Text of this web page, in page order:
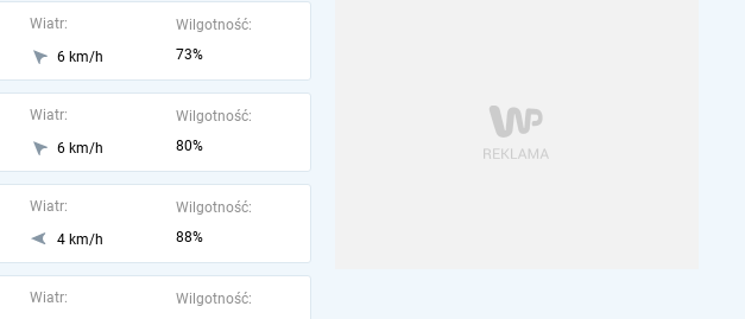
Wiatr:
6 km/h
Wilgotność:
73%
Wiatr:
6 km/h
Wilgotność:
80%
Wiatr:
4 km/h
Wilgotność:
88%
Wiatr:
Wilgotność: